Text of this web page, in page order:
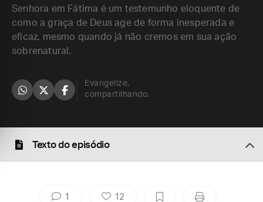
Senhora em Fátima é um testemunho eloquente de
como a graça de Deus age de forma inesperada e
eficaz, mesmo quando já não cremos em sua ação
sobrenatural.
Evangelize,
compartilhando.
Texto do episódio
1 12